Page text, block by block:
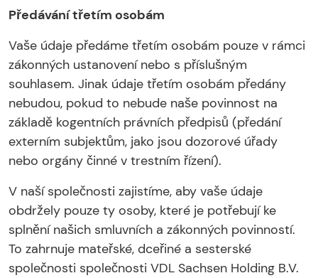
Předávání třetím osobám
Vaše údaje předáme třetím osobám pouze v rámci
zákonných ustanovení nebo s příslušným
souhlasem. Jinak údaje třetím osobám předány
nebudou, pokud to nebude naše povinnost na
základě kogentních právních předpisů (předání
externím subjektům, jako jsou dozorové úřady
nebo orgány činné v trestním řízení).
V naší společnosti zajistíme, aby vaše údaje
obdržely pouze ty osoby, které je potřebují ke
splnění našich smluvních a zákonných povinností.
To zahrnuje mateřské, dceřiné a sesterské
společnosti společnosti VDL Sachsen Holding B.V.